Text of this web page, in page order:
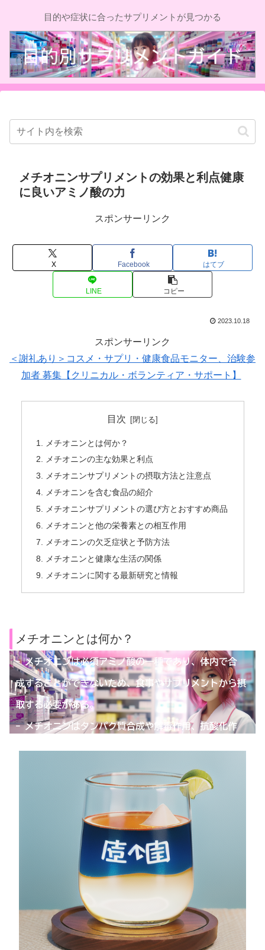
目的や症状に合ったサプリメントが見つかる
メチオニンサプリメントの効果と利点健康
に良いアミノ酸の力
スポンサーリンク
X Facebook はてブ
LINE コピー
2023.10.18
スポンサーリンク
＜謝礼あり＞コスメ・サプリ・健康食品モニター、治験参
加者 募集【クリニカル・ボランティア・サポート】
目次
メチオニンとは何か？
メチオニンの主な効果と利点
メチオニンサプリメントの摂取方法と注意点
メチオニンを含む食品の紹介
メチオニンサプリメントの選び方とおすすめ商品
メチオニンと他の栄養素との相互作用
メチオニンの欠乏症状と予防方法
メチオニンと健康な生活の関係
メチオニンに関する最新研究と情報
メチオニンとは何か？